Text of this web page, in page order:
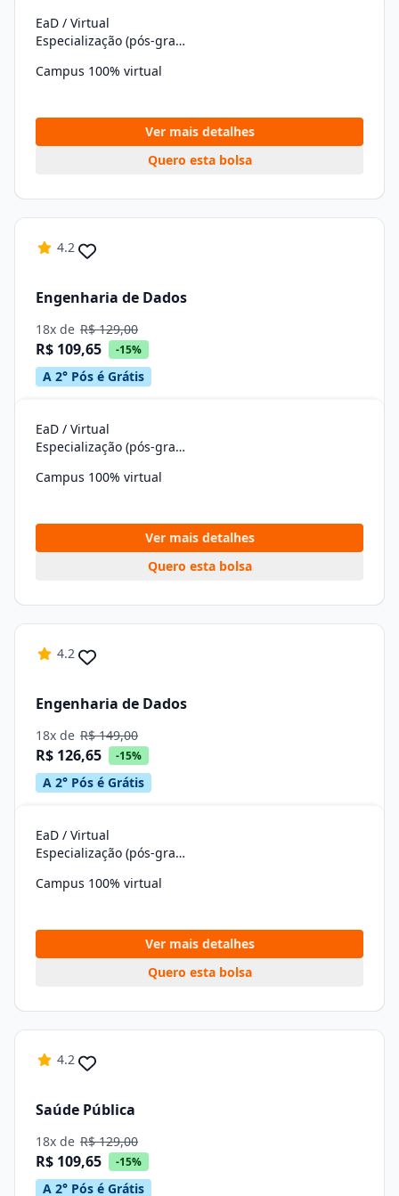
EaD / Virtual
Especialização (pós-graduação)
Campus 100% virtual
Ver mais detalhes
Quero esta bolsa
4.2
Engenharia de Dados
18x de R$ 129,00
R$ 109,65 -15%
A 2° Pós é Grátis
EaD / Virtual
Especialização (pós-graduação)
Campus 100% virtual
Ver mais detalhes
Quero esta bolsa
4.2
Engenharia de Dados
18x de R$ 149,00
R$ 126,65 -15%
A 2° Pós é Grátis
EaD / Virtual
Especialização (pós-graduação)
Campus 100% virtual
Ver mais detalhes
Quero esta bolsa
4.2
Saúde Pública
18x de R$ 129,00
R$ 109,65 -15%
A 2° Pós é Grátis